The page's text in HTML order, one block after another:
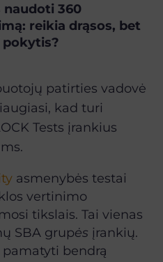
naudoti 360
reikia drąsos, bet
ų patirties vadovė
iaugiasi, kad turi
Tests įrankius
asmenybės testai
vertinimo
tikslais. Tai vienas
SBA grupės įrankių.
bendrą